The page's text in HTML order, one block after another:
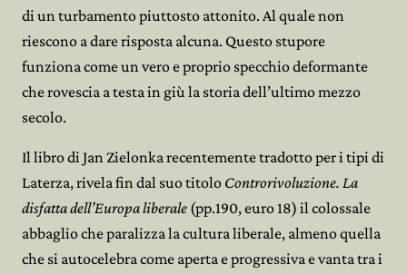
di un turbamento piuttosto attonito. Al quale non
riescono a dare risposta alcuna. Questo stupore
funziona come un vero e proprio specchio deformante
che rovescia a testa in giù la storia dell’ultimo mezzo
secolo.
Il libro di Jan Zielonka recentemente tradotto per i tipi di
Laterza, rivela fin dal suo titolo Controrivoluzione. La
disfatta dell’Europa liberale (pp.190, euro 18) il colossale
abbaglio che paralizza la cultura liberale, almeno quella
che si autocelebra come aperta e progressiva e vanta tra i